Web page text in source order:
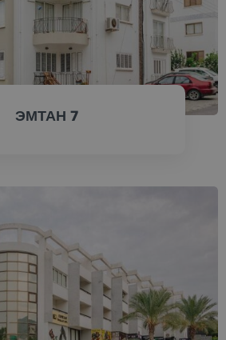
ЭМТАН 7
ПРОВЕРИТЬ
СЕЙЧАСNOW